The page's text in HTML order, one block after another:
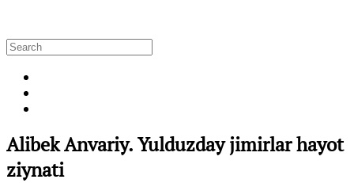
Alibek Anvariy. Yulduzday jimirlar hayot
ziynati